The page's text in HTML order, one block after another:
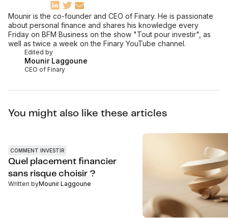
Edited by
Mounir Laggoune
CEO of Finary
Mounir is the co-founder and CEO of Finary. He is passionate
about personal finance and shares his knowledge every
Friday on BFM Business on the show "Tout pour investir", as
well as twice a week on the Finary YouTube channel.
You might also like these articles
COMMENT INVESTIR
Quel placement financier
sans risque choisir ?
Written byMounir Laggoune